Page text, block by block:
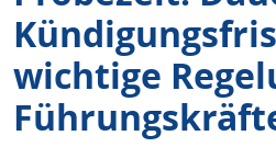
wichtige